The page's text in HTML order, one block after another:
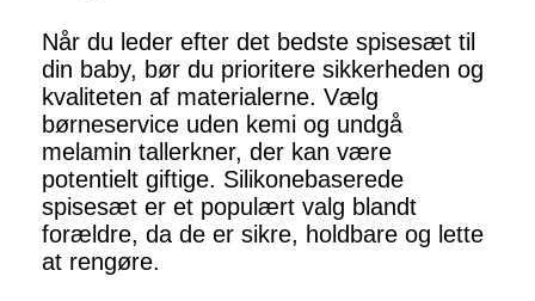
Når du leder efter det bedste spisesæt til
din baby, bør du prioritere sikkerheden og
kvaliteten af materialerne. Vælg
børneservice uden kemi og undgå
melamin tallerkner, der kan være
potentielt giftige. Silikonebaserede
spisesæt er et populært valg blandt
forældre, da de er sikre, holdbare og lette
at rengøre.